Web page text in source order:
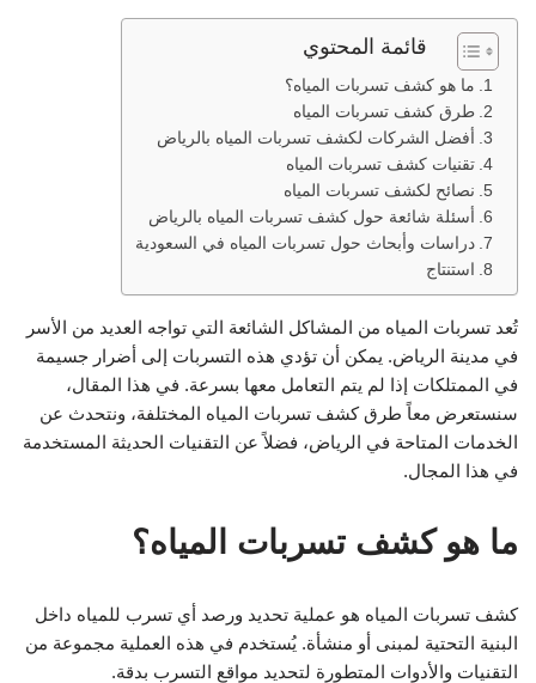
قائمة المحتوي
ما هو كشف تسربات المياه؟
طرق كشف تسربات المياه
أفضل الشركات لكشف تسربات المياه بالرياض
تقنيات كشف تسربات المياه
نصائح لكشف تسربات المياه
أسئلة شائعة حول كشف تسربات المياه بالرياض
دراسات وأبحاث حول تسربات المياه في السعودية
استنتاج
تُعد تسربات المياه من المشاكل الشائعة التي تواجه العديد من الأسر
في مدينة الرياض. يمكن أن تؤدي هذه التسربات إلى أضرار جسيمة
في الممتلكات إذا لم يتم التعامل معها بسرعة. في هذا المقال،
سنستعرض معاً طرق كشف تسربات المياه المختلفة، ونتحدث عن
الخدمات المتاحة في الرياض، فضلاً عن التقنيات الحديثة المستخدمة
في هذا المجال.
ما هو كشف تسربات المياه؟
كشف تسربات المياه هو عملية تحديد ورصد أي تسرب للمياه داخل
البنية التحتية لمبنى أو منشأة. يُستخدم في هذه العملية مجموعة من
التقنيات والأدوات المتطورة لتحديد مواقع التسرب بدقة.